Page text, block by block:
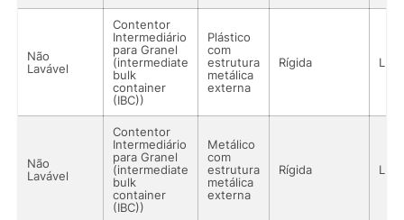
Não
Lavável
Contentor
Intermediário
para Granel
(intermediate
bulk
container
(IBC))
Plástico
com
estrutura
metálica
externa
Rígida
Não
Lavável
Contentor
Intermediário
para Granel
(intermediate
bulk
container
(IBC))
Metálico
com
estrutura
metálica
externa
Rígida